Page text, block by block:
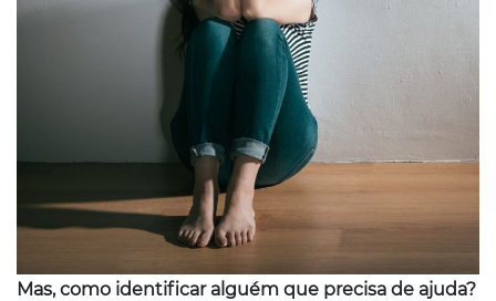
Mas, como identificar alguém que precisa de ajuda?